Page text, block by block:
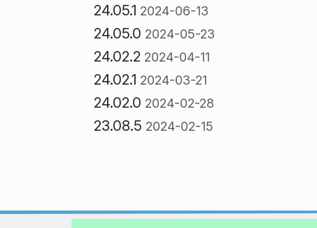
24.05.1 2024-06-13
24.05.0 2024-05-23
24.02.2 2024-04-11
24.02.1 2024-03-21
24.02.0 2024-02-28
23.08.5 2024-02-15